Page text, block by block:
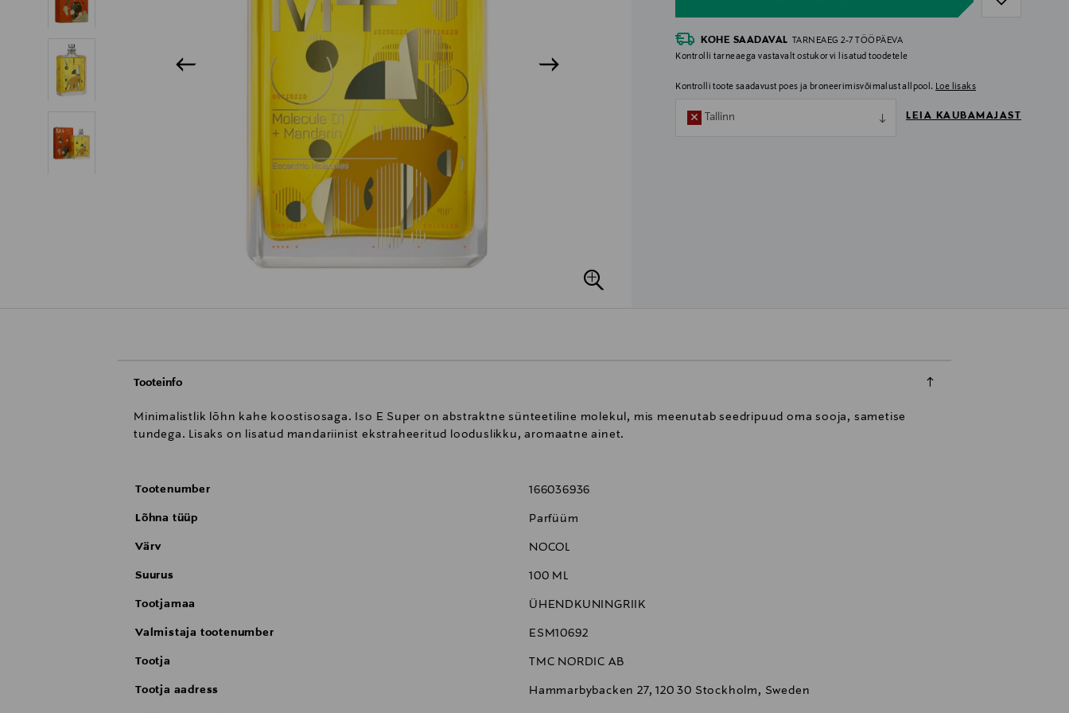
KOHE SAADAVAL TARNEAEG 2-7 TÖÖPÄEVA
Kontrolli tarneaega vastavalt ostukorvi lisatud toodetele
Kontrolli toote saadavust poes ja broneerimisvõimalust allpool. Loe lisaks
Tallinn LEIA KAUBAMAJAST
Tooteinfo
Minimalistlik lõhn kahe koostisosaga. Iso E Super on abstraktne sünteetiline molekul, mis meenutab seedripuud oma sooja, sametise
tundega. Lisaks on lisatud mandariinist ekstraheeritud looduslikku, aromaatne ainet.
Tootenumber 166036936
Lõhna tüüp Parfüüm
Värv NOCOL
Suurus 100 ML
Tootjamaa ÜHENDKUNINGRIIK
Valmistaja tootenumber ESM10692
Tootja TMC NORDIC AB
Tootja aadress Hammarbybacken 27, 120 30 Stockholm, Sweden